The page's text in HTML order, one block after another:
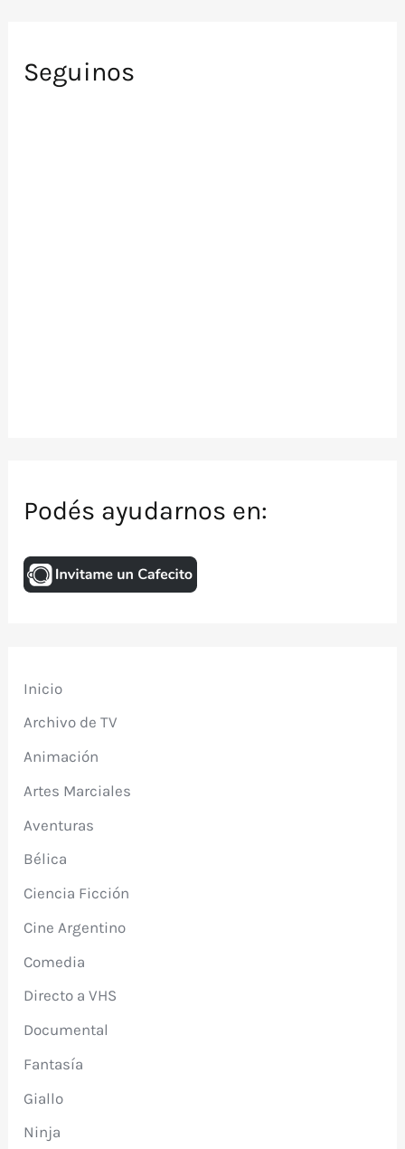
Seguinos
Podés ayudarnos en:
Inicio
Archivo de TV
Animación
Artes Marciales
Aventuras
Bélica
Ciencia Ficción
Cine Argentino
Comedia
Directo a VHS
Documental
Fantasía
Giallo
Ninja